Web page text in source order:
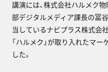
講演には、株式会社ハルメク
部デジタルメディア課長の冨
当しているナビプラス株式会
「ハルメク」が取り入れたマ
した。